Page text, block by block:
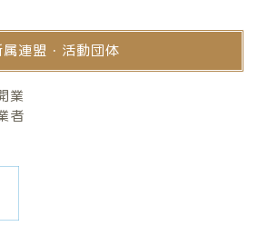
属連盟・活動団体